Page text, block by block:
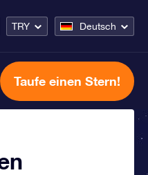
TRY Deutsch
Taufe einen Stern!